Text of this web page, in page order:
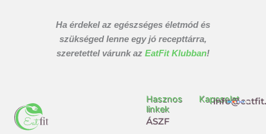
Ha érdekel az egészséges életmód és
szükséged lenne egy jó recepttárra,
szeretettel várunk az EatFit Klubban!
Hasznos
linkek
ÁSZF
Kapcsolat